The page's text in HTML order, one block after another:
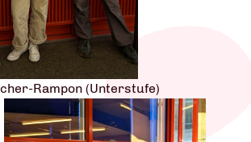
Rampon (Unterstufe)